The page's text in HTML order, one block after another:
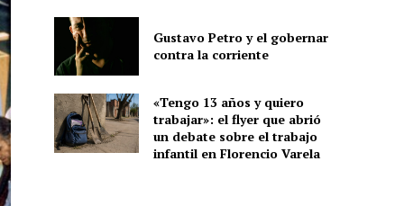
Gustavo Petro y el gobernar
contra la corriente
«Tengo 13 años y quiero
trabajar»: el flyer que abrió
un debate sobre el trabajo
infantil en Florencio Varela